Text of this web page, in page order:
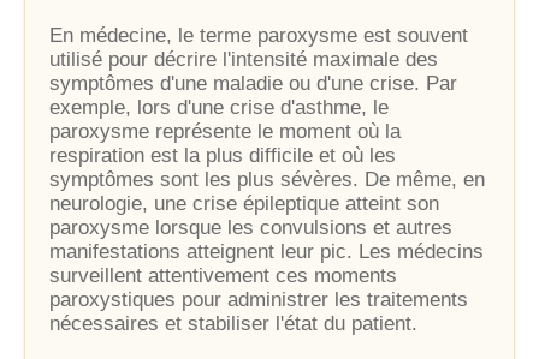
En médecine, le terme paroxysme est souvent
utilisé pour décrire l'intensité maximale des
symptômes d'une maladie ou d'une crise. Par
exemple, lors d'une crise d'asthme, le
paroxysme représente le moment où la
respiration est la plus difficile et où les
symptômes sont les plus sévères. De même, en
neurologie, une crise épileptique atteint son
paroxysme lorsque les convulsions et autres
manifestations atteignent leur pic. Les médecins
surveillent attentivement ces moments
paroxystiques pour administrer les traitements
nécessaires et stabiliser l'état du patient.